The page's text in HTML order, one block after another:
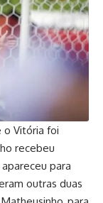
o Vitória foi
recebeu
para
outras duas